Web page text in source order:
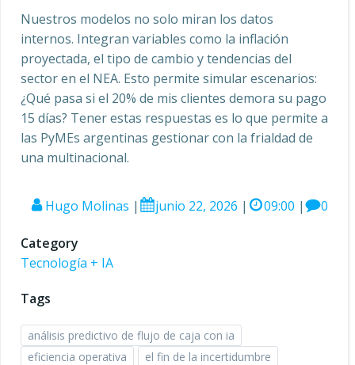
Nuestros modelos no solo miran los datos
internos. Integran variables como la inflación
proyectada, el tipo de cambio y tendencias del
sector en el NEA. Esto permite simular escenarios:
¿Qué pasa si el 20% de mis clientes demora su pago
15 días? Tener estas respuestas es lo que permite a
las PyMEs argentinas gestionar con la frialdad de
una multinacional.
Hugo Molinas | junio 22, 2026 | 09:00 | 0
Category
Tecnología + IA
Tags
análisis predictivo de flujo de caja con ia
eficiencia operativa
el fin de la incertidumbre